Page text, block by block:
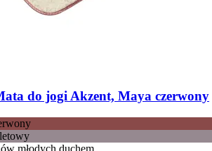
do jogi Akzent, Maya czerwony
młodych duchem